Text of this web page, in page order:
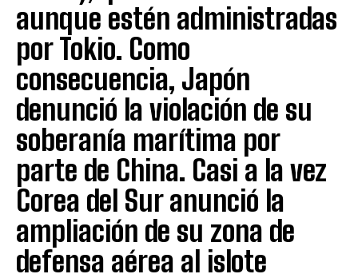
aunque estén administradas
por Tokio. Como
consecuencia, Japón
denunció la violación de su
soberanía marítima por
parte de China. Casi a la vez
Corea del Sur anunció la
ampliación de su zona de
defensa aérea al islote